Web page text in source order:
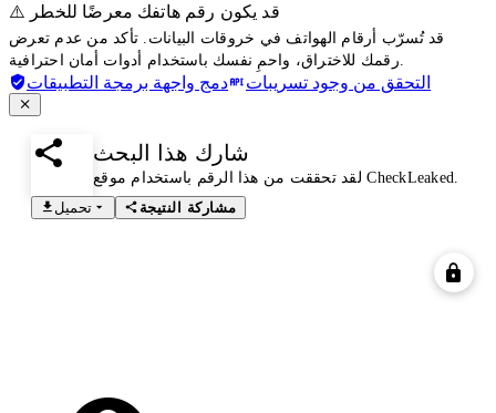
⚠️ قد يكون رقم هاتفك معرضًا للخطر
قد تُسرّب أرقام الهواتف في خروقات البيانات. تأكد من عدم تعرض
التحقق من وجود تسريبات دمج واجهة برمجة التطبيقات
شارك هذا البحث
لقد تحققت من هذا الرقم باستخدام موقع CheckLeaked.
تحميل
مشاركة النتيجة